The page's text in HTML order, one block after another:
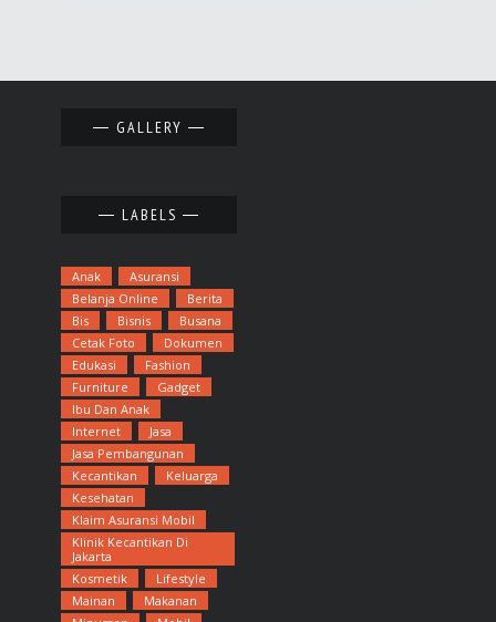
GALLERY
LABELS
Anak
Asuransi
Belanja Online
Berita
Bis
Bisnis
Busana
Cetak Foto
Dokumen
Edukasi
Fashion
Furniture
Gadget
Ibu Dan Anak
Internet
Jasa
Jasa Pembangunan
Kecantikan
Keluarga
Kesehatan
Klaim Asuransi Mobil
Klinik Kecantikan Di
Jakarta
Kosmetik
Lifestyle
Mainan
Makanan